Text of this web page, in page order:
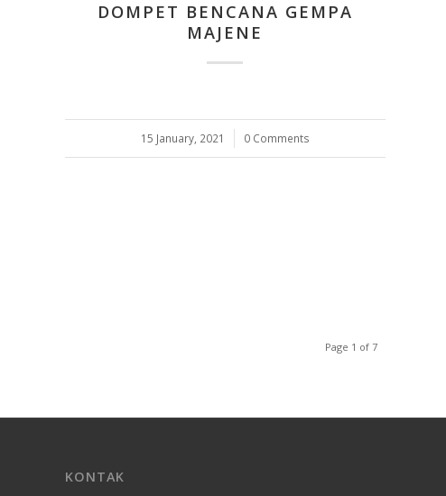
DOMPET BENCANA GEMPA
MAJENE
15 January, 2021
/ 0 Comments
Page 1 of 7
KONTAK